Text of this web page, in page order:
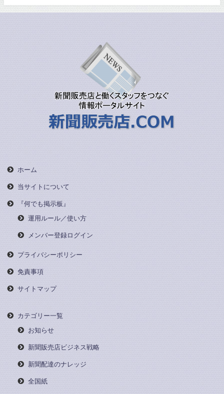
ホーム
当サイトについて
『何でも掲示板』
運用ルール／使い方
メンバー登録ログイン
プライバシーポリシー
免責事項
サイトマップ
カテゴリー一覧
お知らせ
新聞販売店ビジネス戦略
新聞配達のナレッジ
全国紙